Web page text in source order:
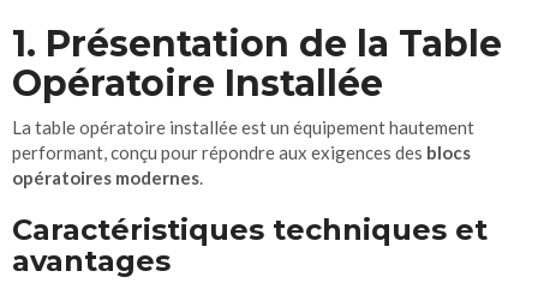
1. Présentation de la Table
Opératoire Installée
La table opératoire installée est un équipement hautement
performant, conçu pour répondre aux exigences des blocs
opératoires modernes.
Caractéristiques techniques et
avantages